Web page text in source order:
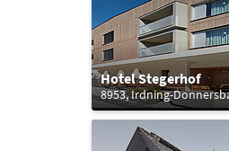
Hotel Stegerhof
8953, Irdning-